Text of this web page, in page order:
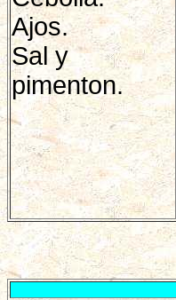
Ajos.
Sal y
pimenton.